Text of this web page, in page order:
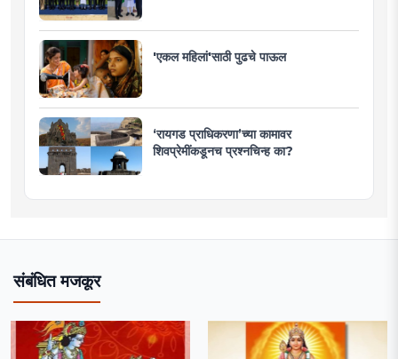
'एकल महिलां'साठी पुढचे पाऊल
‘रायगड प्राधिकरणा’च्या कामावर
शिवप्रेमींकडूनच प्रश्नचिन्ह का?
संबंधित मजकूर